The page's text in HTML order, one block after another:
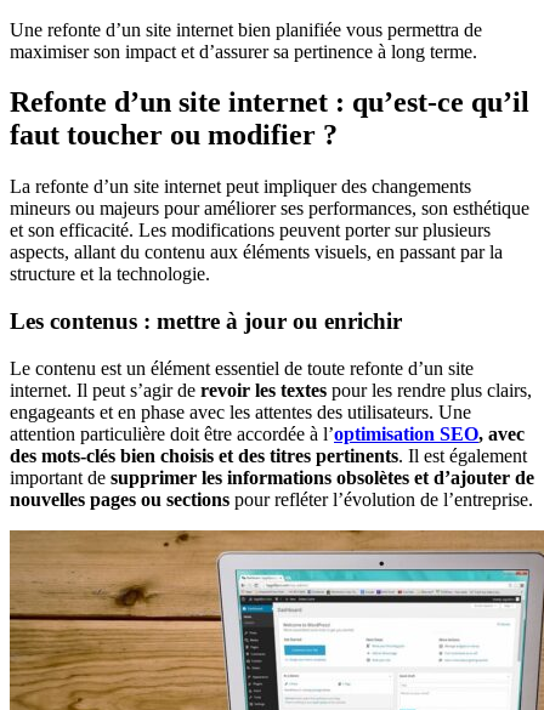
Une refonte d’un site internet bien planifiée vous permettra de
maximiser son impact et d’assurer sa pertinence à long terme.
Refonte d’un site internet : qu’est-ce qu’il
faut toucher ou modifier ?
La refonte d’un site internet peut impliquer des changements
mineurs ou majeurs pour améliorer ses performances, son esthétique
et son efficacité. Les modifications peuvent porter sur plusieurs
aspects, allant du contenu aux éléments visuels, en passant par la
structure et la technologie.
Les contenus : mettre à jour ou enrichir
Le contenu est un élément essentiel de toute refonte d’un site
internet. Il peut s’agir de revoir les textes pour les rendre plus clairs,
engageants et en phase avec les attentes des utilisateurs. Une
attention particulière doit être accordée à l’optimisation SEO, avec
des mots-clés bien choisis et des titres pertinents. Il est également
important de supprimer les informations obsolètes et d’ajouter de
nouvelles pages ou sections pour refléter l’évolution de l’entreprise.